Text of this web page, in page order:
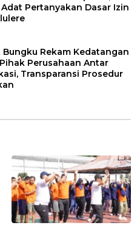
Pertanyakan Dasar Izin
Bungku Rekam Kedatangan
Perusahaan Antar
Transparansi Prosedur